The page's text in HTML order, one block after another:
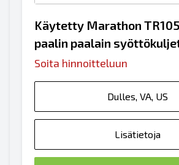
Käytetty Marathon
paalin paalain
Soita hinnoitteluun
Dulles, VA, US
Lisätietoja